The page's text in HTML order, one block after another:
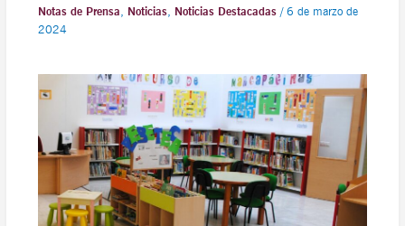
Notas de Prensa, Noticias, Noticias Destacadas/ 6 de marzo de
2024